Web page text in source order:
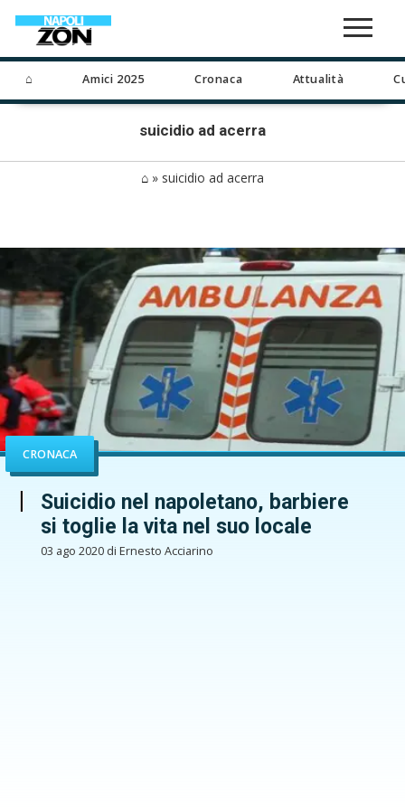
⌂ Amici 2025 Cronaca Attualità
suicidio ad acerra
⌂ » suicidio ad acerra
CRONACA
Suicidio nel napoletano, barbiere
si toglie la vita nel suo locale
03 ago 2020 di Ernesto Acciarino